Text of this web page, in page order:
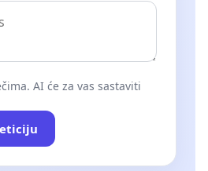
AI će za vas sastaviti